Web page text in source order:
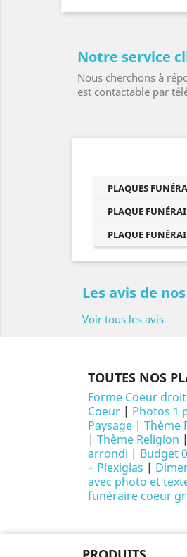
Notre service
Nous cherchons à
est contactable par
PLAQUES
PLAQUE
PLAQUE
Les avis de
Voir tous les avis
TOUTES NOS
Forme Coeur droit
Coeur | Photos 1
Paysage | Thème
| Thème Religion |
arrondi | Budget
+ Plexiglas |
avec photo et
funéraire coeur